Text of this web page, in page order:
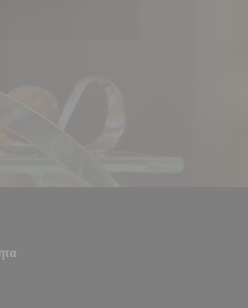
σε νέο παράθυρο))